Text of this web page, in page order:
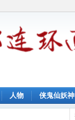
人物 侠鬼仙妖神